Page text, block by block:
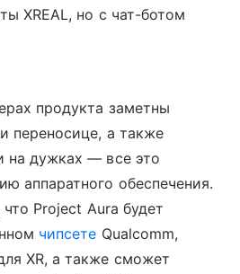
XREAL, но с чат-ботом
продукта заметны
переносице, а также
на дужках — все это
аппаратного обеспечения.
Project Aura будет
чипсете Qualcomm,
XR, а также сможет